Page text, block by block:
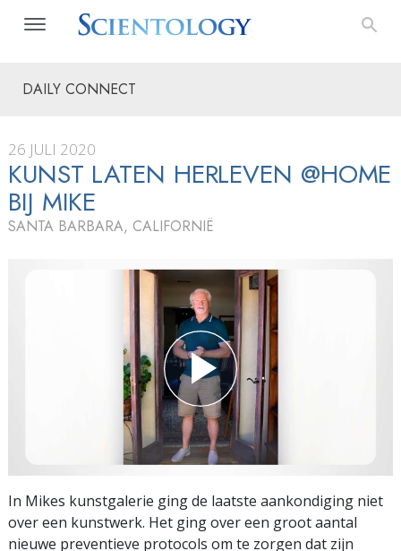
DAILY CONNECT
26 JULI 2020
KUNST LATEN HERLEVEN @HOME
BIJ MIKE
SANTA BARBARA, CALIFORNIË
In Mikes kunstgalerie ging de laatste aankondiging niet
over een kunstwerk. Het ging over een groot aantal
nieuwe preventieve protocols om te zorgen dat zijn